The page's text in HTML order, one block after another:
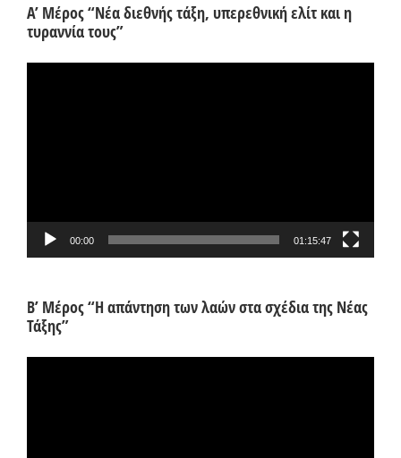
Α’ Μέρος “Νέα διεθνής τάξη, υπερεθνική ελίτ και η
τυραννία τους”
00:00 01:15:47
Β’ Μέρος “Η απάντηση των λαών στα σχέδια της Νέας
Τάξης”